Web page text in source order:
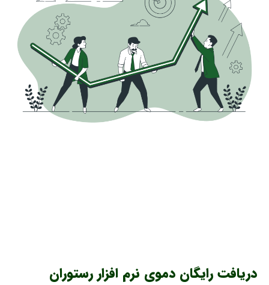
دریافت رایگان دموی نرم افزار رستوران